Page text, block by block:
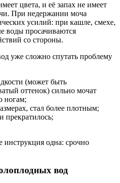
цвета, и её запах не имеет
При недержании моча
усилий: при кашле, смехе,
воды просачиваются
со стороны.
уже сложно спутать проблему
(может быть
оттенок) сильно мочат
ногам;
стал более плотным;
прекратилось;
инструкция одна: срочно
вод